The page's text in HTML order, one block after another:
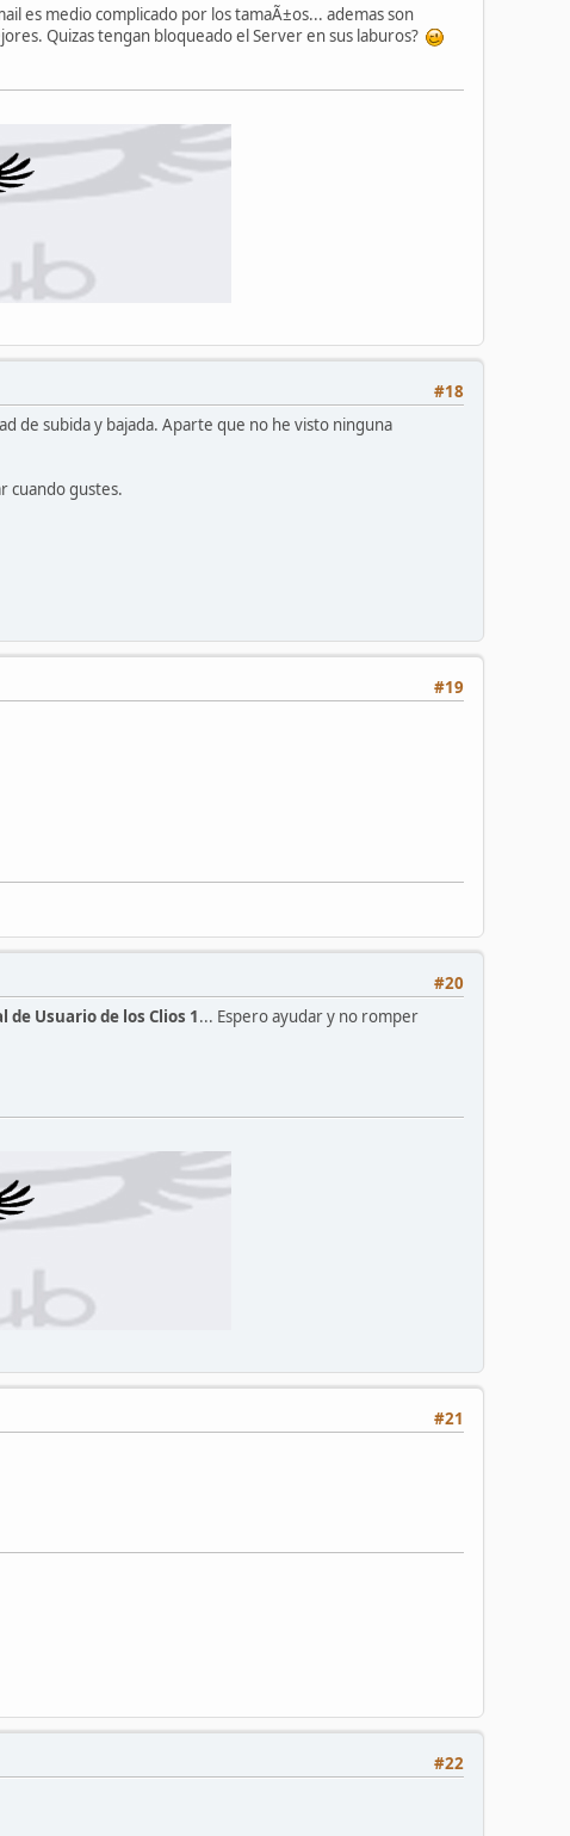
es medio complicado por los tamaÃ±os... ademas son
Quizas tengan bloqueado el Server en sus laburos?
#18
de subida y bajada. Aparte que no he visto ninguna
cuando gustes.
#19
#20
de Usuario de los Clios 1... Espero ayudar y no romper
#21
#22